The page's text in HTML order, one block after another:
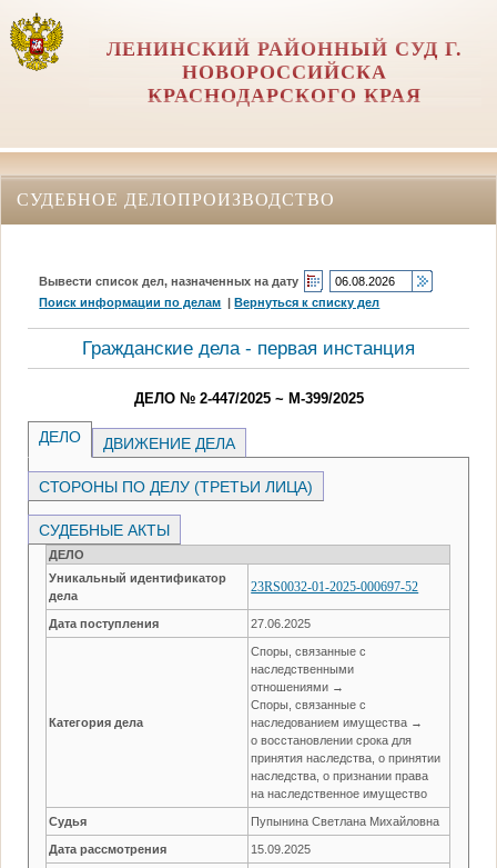
ЛЕНИНСКИЙ РАЙОННЫЙ СУД Г.
НОВОРОССИЙСКА
КРАСНОДАРСКОГО КРАЯ
СУДЕБНОЕ ДЕЛОПРОИЗВОДСТВО
Вывести список дел, назначенных на дату
Поиск информации по делам |Вернуться к списку дел
Гражданские дела - первая инстанция
ДЕЛО № 2-447/2025 ~ М-399/2025
ДЕЛО ДВИЖЕНИЕ ДЕЛА
СТОРОНЫ ПО ДЕЛУ (ТРЕТЬИ ЛИЦА)
СУДЕБНЫЕ АКТЫ
ДЕЛО
Уникальный идентификатор
дела
23RS0032-01-2025-000697-52
Дата поступления 27.06.2025
Категория дела
Споры, связанные с
наследственными
отношениями →
Споры, связанные с
наследованием имущества →
о восстановлении срока для
принятия наследства, о принятии
наследства, о признании права
на наследственное имущество
Судья Пупынина Светлана Михайловна
Дата рассмотрения 15.09.2025